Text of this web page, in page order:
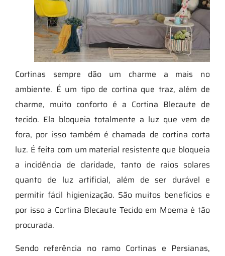
Cortinas sempre dão um charme a mais no
ambiente. É um tipo de cortina que traz, além de
charme, muito conforto é a Cortina Blecaute de
tecido. Ela bloqueia totalmente a luz que vem de
fora, por isso também é chamada de cortina corta
luz. É feita com um material resistente que bloqueia
a incidência de claridade, tanto de raios solares
quanto de luz artificial, além de ser durável e
permitir fácil higienização. São muitos benefícios e
por isso a Cortina Blecaute Tecido em Moema é tão
procurada.
Sendo referência no ramo Cortinas e Persianas,